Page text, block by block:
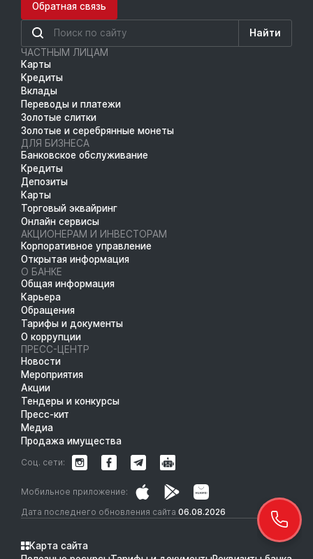
Обратная связь
Найти
ЧАСТНЫМ ЛИЦАМ
Карты
Кредиты
Вклады
Переводы и платежи
Золотые слитки
Золотые и серебрянные монеты
ДЛЯ БИЗНЕСА
Банковское обслуживание
Кредиты
Депозиты
Карты
Торговый эквайринг
Онлайн сервисы
АКЦИОНЕРАМ И ИНВЕСТОРАМ
Корпоративное управление
Открытая информация
О БАНКЕ
Общая информация
Карьера
Обращения
Тарифы и документы
О коррупции
ПРЕСС-ЦЕНТР
Новости
Мероприятия
Акции
Тендеры и конкурсы
Пресс-кит
Медиа
Продажа имущества
Дата последнего обновления сайта 06.08.2026
Мобильное приложение:
Соц. сети:
Карта сайта